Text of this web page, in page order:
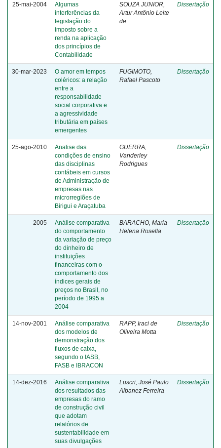
25-mai-2004
Algumas
interferências da
legislação do
imposto sobre a
renda na aplicação
dos princípios de
Contabilidade
SOUZA JUNIOR,
Artur Antônio Leite
de
Dissertação
30-mar-2023
O amor em tempos
coléricos: a relação
entre a
responsabilidade
social corporativa e
a agressividade
tributária em países
emergentes
FUGIMOTO,
Rafael Pascoto
Dissertação
25-ago-2010
Analise das
condições de ensino
das disciplinas
contábeis em cursos
de Administração de
empresas nas
microrregiões de
Birigui e Araçatuba
GUERRA,
Vanderley
Rodrigues
Dissertação
2005
Análise comparativa
do comportamento
da variação de preço
do dinheiro de
instituições
financeiras com o
comportamento dos
índices gerais de
preços no Brasil, no
período de 1995 a
2004
BARACHO, Maria
Helena Rosella
Dissertação
14-nov-2001
Análise comparativa
dos modelos de
demonstração dos
fluxos de caixa,
segundo o IASB,
FASB e IBRACON
RAPP, Iraci de
Oliveira Motta
Dissertação
14-dez-2016
Análise comparativa
dos resultados das
empresas do ramo
de construção civil
que adotam
relatórios de
sustentabilidade em
suas divulgações
Luscri, José Paulo
Albanez Ferreira
Dissertação